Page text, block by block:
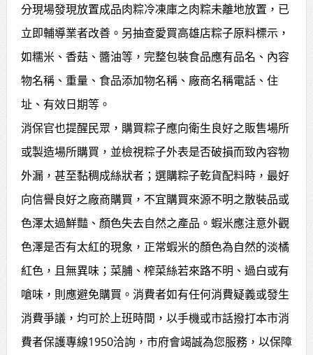
圍者 允諾完善支持體系
分現場發現放置成品肉粽冷凍庫之肉粽未離地放置，已
立即輔導業者改善。另抽查愛買高雄店粽子原料標示，
如糯米、香菇、醬油等，完整包裝食品應有品名、內容
物名稱、重量、食品添加物名稱、廠商名稱電話、住
址、有效日期等。
消保官也提醒民眾，購買粽子應向衛生良好之販售場所
或製造場所購買，並檢視粽子外表是否破損而致內容物
外漏，甚至黏稠成絲狀者；選購粽子乾貨配料時，最好
向信譽良好之廠商購買，不宜購買來源不明之散裝品或
色澤太過鮮豔、顏色失去自然之產品。蝦米應注意外觀
色澤是否有太紅的現象，正常蝦米的顏色為自然的淡橘
紅色，且無異味；菜脯、榨菜絲若來路不明、過白或有
嗆味，則應避免購買。消費者如有任何消費疑義或發生
消費爭議，均可於上班時間，以手機或市話撥打本市消
費者保護專線1950洽詢，市府會竭誠為您服務，以保障